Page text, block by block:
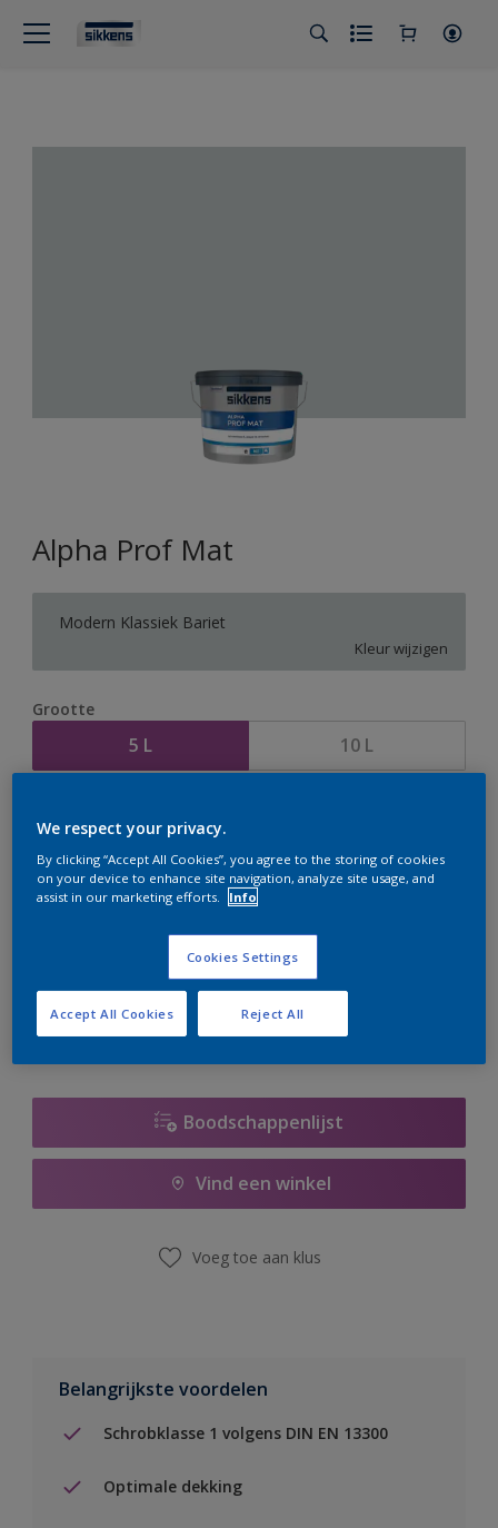
Alpha Prof Mat
Modern Klassiek Bariet
Kleur wijzigen
Grootte
5 L 10 L
Bereken
Op dit moment is het niet mogelijk dit product online
te bestellen. Houd de website in de gaten, we werken
er hard aan om de voorraad aan te vullen.
Boodschappenlijst
Vind een winkel
Voeg toe aan klus
Belangrijkste voordelen
Schrobklasse 1 volgens DIN EN 13300
Optimale dekking
We respect your privacy.
By clicking “Accept All Cookies”, you agree to the storing of cookies
on your device to enhance site navigation, analyze site usage, and
assist in our marketing efforts.
Info
Cookies Settings
Reject All
Accept All Cookies